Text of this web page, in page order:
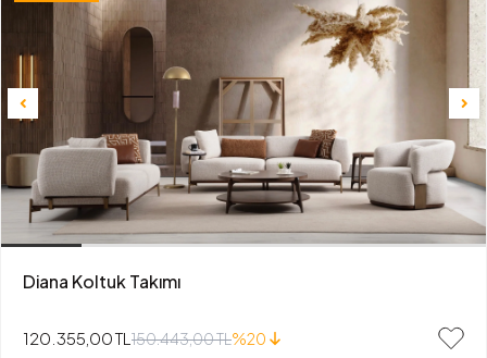
Diana Koltuk Takımı
120.355,00 TL 150.443,00 TL%20